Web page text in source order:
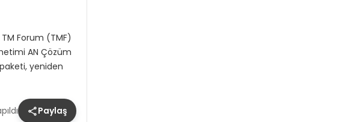
Forum (TMF)
AN Çözüm
yeniden
Paylaş